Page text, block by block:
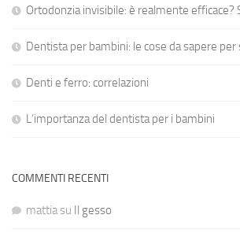
Ortodonzia invisibile: è realmente efficace?
Dentista per bambini: le cose da sapere per
Denti e ferro: correlazioni
L’importanza del dentista per i bambini
COMMENTI RECENTI
mattiasu Il gesso